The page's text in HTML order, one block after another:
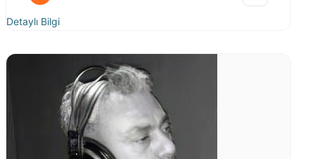
Detaylı Bilgi